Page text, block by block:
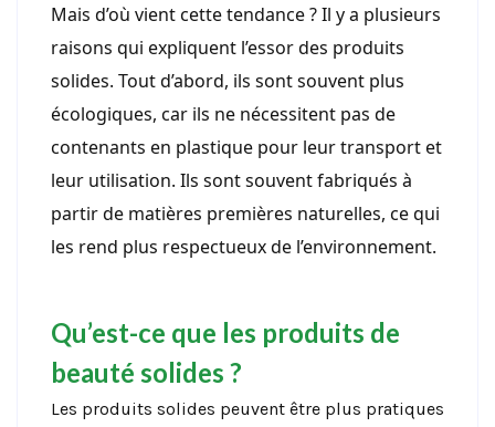
Mais d’où vient cette tendance ? Il y a plusieurs
raisons qui expliquent l’essor des produits
solides. Tout d’abord, ils sont souvent plus
écologiques, car ils ne nécessitent pas de
contenants en plastique pour leur transport et
leur utilisation. Ils sont souvent fabriqués à
partir de matières premières naturelles, ce qui
les rend plus respectueux de l’environnement.
Qu’est-ce que les produits de
beauté solides ?
Les produits solides peuvent être plus pratiques